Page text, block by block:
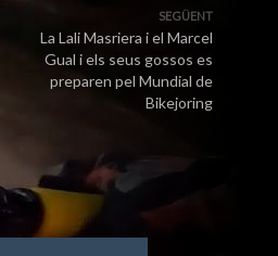
SEGÜENT
La Lali Masriera i el Marcel
Gual i els seus gossos es
preparen pel Mundial de
Bikejoring